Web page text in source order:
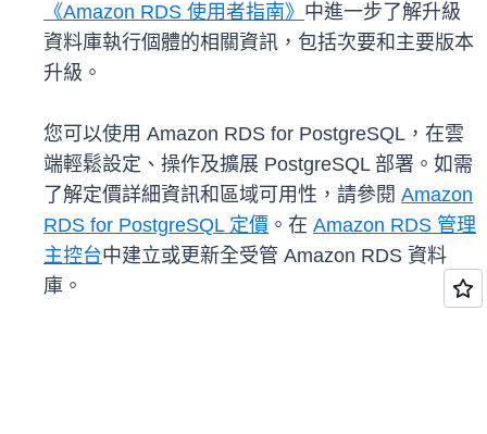
《Amazon RDS 使用者指南》 中進一步了解升級
資料庫執行個體的相關資訊，包括次要和主要版本
升級。
您可以使用 Amazon RDS for PostgreSQL，在雲
端輕鬆設定、操作及擴展 PostgreSQL 部署。如需
了解定價詳細資訊和區域可用性，請參閱 Amazon
RDS for PostgreSQL 定價 。在 Amazon RDS 管理
主控台中建立或更新全受管 Amazon RDS 資料
庫。